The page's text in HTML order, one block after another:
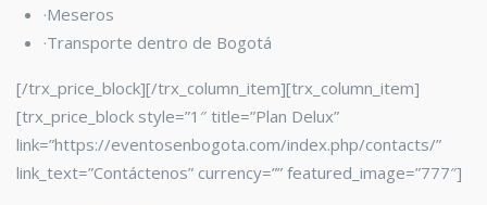
·Meseros
·Transporte dentro de Bogotá
[/trx_price_block][/trx_column_item][trx_column_item]
[trx_price_block style=”1″ title=”Plan Delux”
link=”https://eventosenbogota.com/index.php/contacts/”
link_text=”Contáctenos” currency=”” featured_image=”777″]